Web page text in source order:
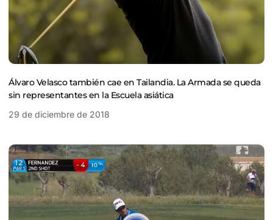
Álvaro Velasco también cae en Tailandia. La Armada se queda
sin representantes en la Escuela asiática
29 de diciembre de 2018